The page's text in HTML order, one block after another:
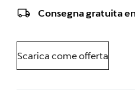
Consegna gratuita
Scarica come offerta